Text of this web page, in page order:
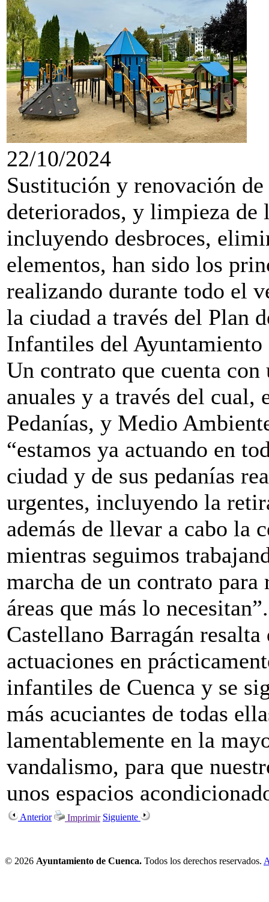
22/10/2024
Sustitución y renovación
deteriorados, y limpieza de
incluyendo desbroces,
elementos, han sido los
realizando durante todo el
la ciudad a través del Plan
Infantiles del Ayuntamiento
Un contrato que cuenta
anuales y a través del
Pedanías, y Medio
“estamos ya actuando en
ciudad y de sus pedanías
urgentes, incluyendo la
además de llevar a cabo la
mientras seguimos
marcha de un contrato
áreas que más lo necesitan”.
Castellano Barragán
actuaciones en
infantiles de Cuenca y se
más acuciantes de todas
lamentablemente en la
vandalismo, para que
unos espacios
Anterior Imprimir Siguiente
© 2026 Ayuntamiento de Cuenca. Todos los derechos reservados.